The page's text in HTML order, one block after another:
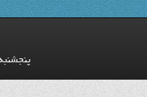
پنجشنبه 15 مرداد